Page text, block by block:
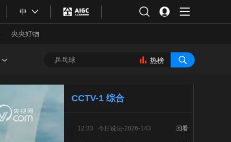
中
央央好物
热榜
CCTV-1 综合
12:33 今日说法-2026-143 回看